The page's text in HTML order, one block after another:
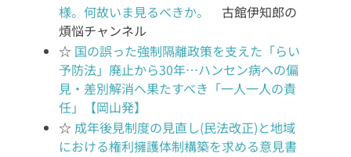
様。何故いま見るべきか。
古館伊知郎の
煩悩チャンネル
☆ 国の誤った強制隔離政策を支えた「らい
予防法」廃止から30年…ハンセン病への偏
見・差別解消へ果たすべき「一人一人の責
任」【岡山発】
☆ 成年後見制度の見直し(民法改正)と地域
における権利擁護体制構築を求める意見書